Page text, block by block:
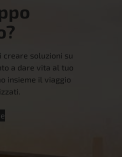
creare soluzioni su
a dare vita al tuo
insieme il viaggio